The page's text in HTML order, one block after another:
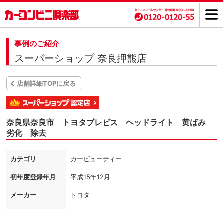
事例のご紹介
スーパーショップ 奈良押熊店
店舗詳細TOPに戻る
奈良県奈良市 トヨタブレビス ヘッドライト 黄ばみ
劣化 除去
カテゴリ カービューティー
初年度登録年月 平成15年12月
メーカー トヨタ